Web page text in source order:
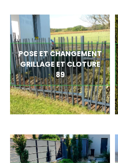
POSE ET CHANGEMENT
GRILLAGE ET CLOTURE
89